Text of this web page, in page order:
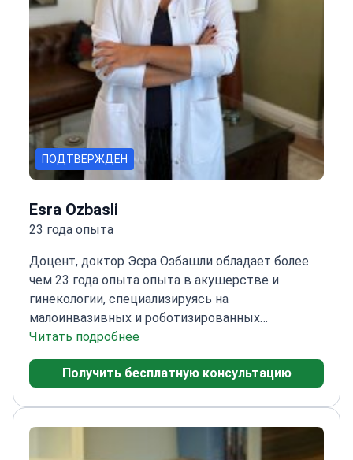
ПОДТВЕРЖДЕН
Esra Ozbasli
23 года опыта
Доцент, доктор Эсра Озбашли обладает более
чем 23 года опыта опыта в акушерстве и
гинекологии, специализируясь на
малоинвазивных и роботизированных
операциях. Сертифицированный специалист в
гинекологииСертифицированный хирург
годаСпециализированная подготовка по
генитальной косметической
Академический опыт работы в течение
Читать подробнее
Получить бесплатную консультацию